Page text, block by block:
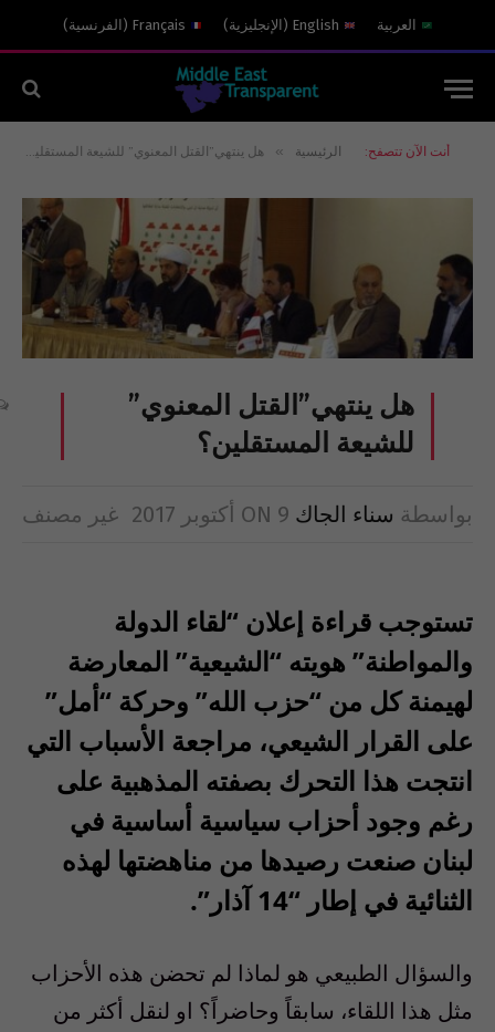
العربية English
( الإنجليزية)
Français
( الفرنسية)
أنت الآن تتصفح: الرئيسية » هل ينتهي”القتل المعنوي” للشيعة المستقلين؟
هل ينتهي”القتل المعنوي”
للشيعة المستقلين؟
بواسطة سناء الجاك ON 9 أكتوبر 2017 غير مصنف
تستوجب قراءة إعلان “لقاء الدولة
والمواطنة” هويته “الشيعية” المعارضة
لهيمنة كل من “حزب الله” وحركة “أمل”
على القرار الشيعي، مراجعة الأسباب التي
انتجت هذا التحرك بصفته المذهبية على
رغم وجود أحزاب سياسية أساسية في
لبنان صنعت رصيدها من مناهضتها لهذه
الثنائية في إطار “14 آذار”.
والسؤال الطبيعي هو لماذا لم تحضن هذه الأحزاب
مثل هذا اللقاء، سابقاً وحاضراً؟ او لنقل أكثر من